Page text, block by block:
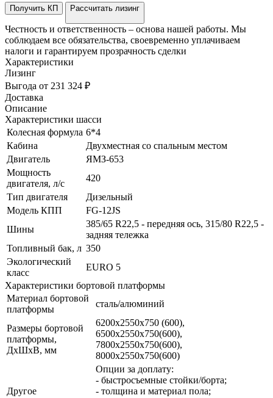
Получить КП Рассчитать лизинг
Честность и ответственность – основа нашей работы. Мы
соблюдаем все обязательства, своевременно уплачиваем
налоги и гарантируем прозрачность сделки
Характеристики
Лизинг
Выгода от 231 324 ₽
Доставка
Описание
Характеристики шасси
Колесная формула 6*4
Кабина
Двухместная со спальным местом
Двигатель
ЯМЗ-653
Мощность
двигателя, л/с
420
Тип двигателя
Дизельный
Модель КПП
FG-12JS
Шины
385/65 R22,5 - передняя ось, 315/80 R22,5 -
задняя тележка
Топливный бак, л 350
Экологический
класс
EURO 5
Характеристики бортовой платформы
Материал бортовой
платформы
сталь/алюминий
Размеры бортовой
платформы,
ДхШхВ, мм
6200х2550х750 (600),
6500х2550х750(600),
7800х2550х750(600),
8000х2550х750(600)
Другое
Опции за доплату:
- быстросъемные стойки/борта;
- толщина и материал пола;